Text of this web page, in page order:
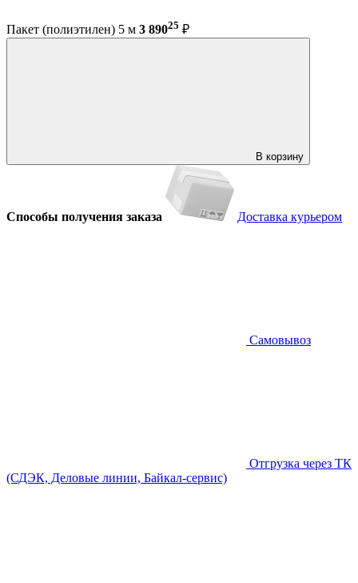
Пакет (полиэтилен) 5 м 3 89025 ₽
В корзину
Способы получения заказа Доставка курьером
Самовывоз
Отгрузка через ТК
(СДЭК, Деловые линии, Байкал-сервис)